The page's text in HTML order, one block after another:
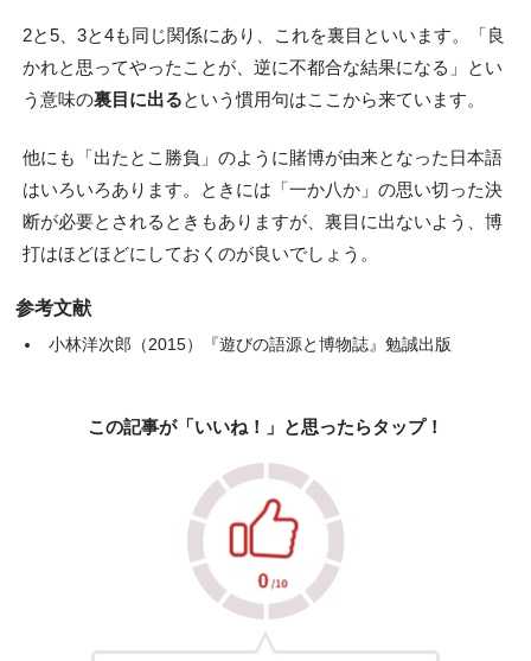
2と5、3と4も同じ関係にあり、これを裏目といいます。「良
かれと思ってやったことが、逆に不都合な結果になる」とい
う意味の裏目に出るという慣用句はここから来ています。
他にも「出たとこ勝負」のように賭博が由来となった日本語
はいろいろあります。ときには「一か八か」の思い切った決
断が必要とされるときもありますが、裏目に出ないよう、博
打はほどほどにしておくのが良いでしょう。
参考文献
小林洋次郎（2015）『遊びの語源と博物誌』勉誠出版
この記事が「いいね！」と思ったらタップ！